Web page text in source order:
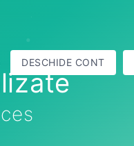
DESCHIDE CONT